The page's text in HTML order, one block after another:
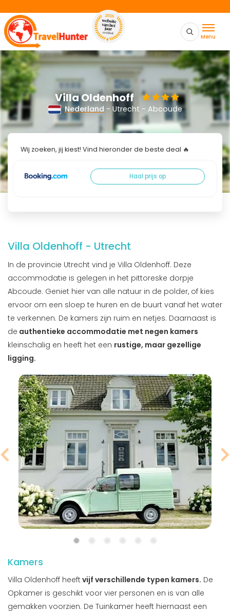
Menu
Villa Oldenhoff
Nederland - Utrecht - Abcoude
Wij zoeken, jij kiest! Vind hieronder de beste deal 🔥
Haal prijs op
Villa Oldenhoff - Utrecht
In de provincie Utrecht vind je Villa Oldenhoff. Deze
accommodatie is gelegen in het pittoreske dorpje
Abcoude. Geniet hier van alle natuur in de polder, of kies
ervoor om een sloep te huren en de buurt vanaf het water
te verkennen. De kamers zijn ruim en netjes. Daarnaast is
de authentieke accommodatie met negen kamers
kleinschalig en heeft het een rustige, maar gezellige
ligging.
Kamers
Villa Oldenhoff heeft vijf verschillende typen kamers. De
Opkamer is geschikt voor vier personen en is van alle
gemakken voorzien. De Tuinkamer heeft hiernaast een